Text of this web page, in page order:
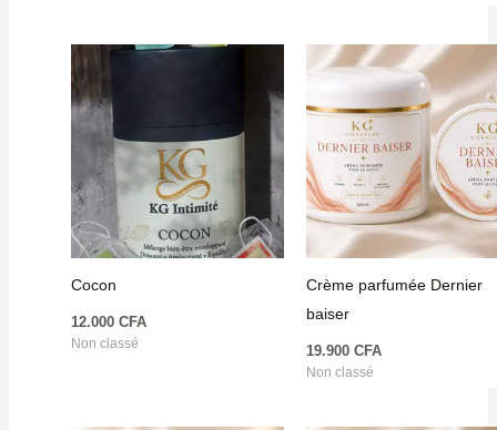
Cocon
12.000 CFA
Non classé
Crème parfumée Dernier
baiser
19.900 CFA
Non classé